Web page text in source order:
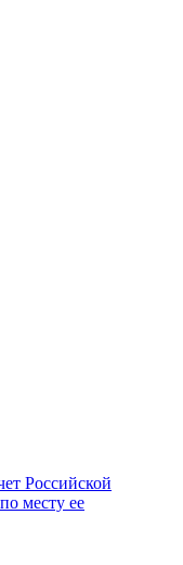
Российской
месту ее